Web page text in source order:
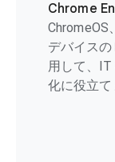
Chrome
ChromeOS
デバイス
用して、IT
化に役立て